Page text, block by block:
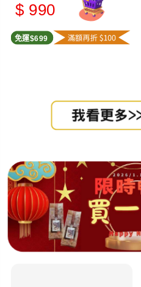
$ 990
免運$699